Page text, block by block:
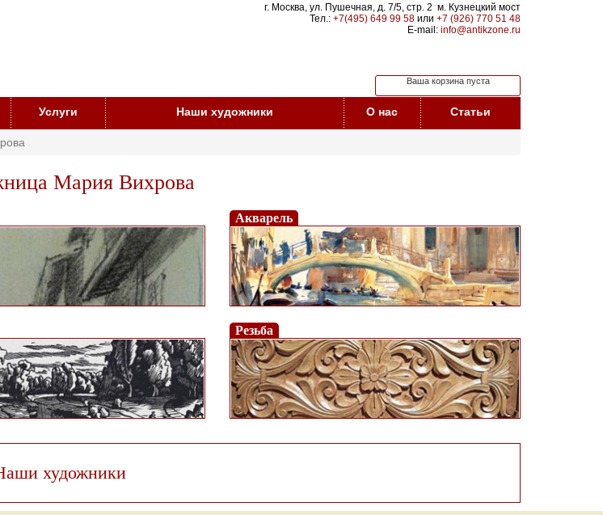
г. Москва, ул. Пушечная, д. 7/5, стр. 2 м. Кузнецкий мост
Тел.: +7(495) 649 99 58 или +7 (926) 770 51 48
E-mail: info@antikzone.ru
Ваша корзина пуста
Услуги Наши художники О нас Статьи
Мария Вихрова
Акварель
Резьба
художники